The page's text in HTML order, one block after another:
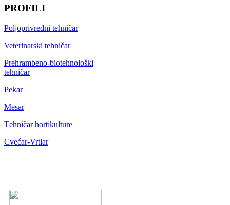
PROFILI
Poljoprivredni tehničar
Veterinarski tehničar
Prehrambeno-biotehnološki
tehničar
Pekar
Mesar
Тehničar hortikulture
Cvećar-Vrtlar